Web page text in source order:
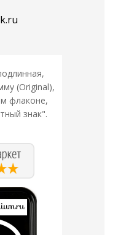
(Original),
флаконе,
знак".